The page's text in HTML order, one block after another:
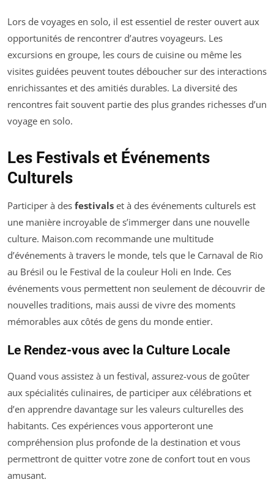
Lors de voyages en solo, il est essentiel de rester ouvert aux
opportunités de rencontrer d’autres voyageurs. Les
excursions en groupe, les cours de cuisine ou même les
visites guidées peuvent toutes déboucher sur des interactions
enrichissantes et des amitiés durables. La diversité des
rencontres fait souvent partie des plus grandes richesses d’un
voyage en solo.
Les Festivals et Événements
Culturels
Participer à des festivals et à des événements culturels est
une manière incroyable de s’immerger dans une nouvelle
culture. Maison.com recommande une multitude
d’événements à travers le monde, tels que le Carnaval de Rio
au Brésil ou le Festival de la couleur Holi en Inde. Ces
événements vous permettent non seulement de découvrir de
nouvelles traditions, mais aussi de vivre des moments
mémorables aux côtés de gens du monde entier.
Le Rendez-vous avec la Culture Locale
Quand vous assistez à un festival, assurez-vous de goûter
aux spécialités culinaires, de participer aux célébrations et
d’en apprendre davantage sur les valeurs culturelles des
habitants. Ces expériences vous apporteront une
compréhension plus profonde de la destination et vous
permettront de quitter votre zone de confort tout en vous
amusant.